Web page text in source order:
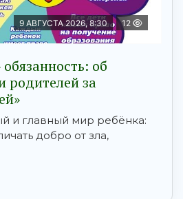
9 АВГУСТА 2026, 8:30 12
об
родителей за
и главный мир ребёнка:
добро от зла,